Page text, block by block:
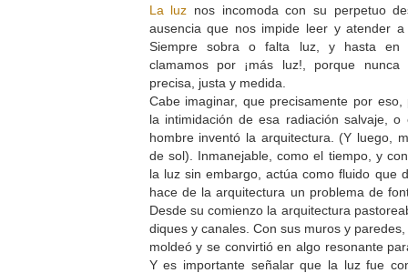
La luz nos incomoda con su perpetuo
ausencia que nos impide leer y atender
Siempre sobra o falta luz, y hasta en
clamamos por ¡más luz!, porque nunca
precisa, justa y medida.
Cabe imaginar, que precisamente por
la intimidación de esa radiación salvaje,
hombre inventó la arquitectura. (Y luego,
de sol). Inmanejable, como el tiempo, y
la luz sin embargo, actúa como fluido que
hace de la arquitectura un problema de
Desde su comienzo la arquitectura
diques y canales. Con sus muros y
moldeó y se convirtió en algo resonante
Y es importante señalar que la luz fue